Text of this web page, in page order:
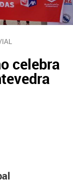
celebra